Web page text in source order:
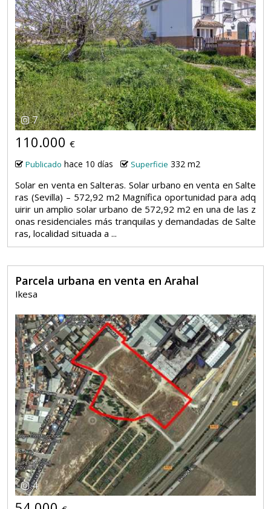
7
110.000 €
Publicado hace 10 días Superficie 332 m2
Solar en venta en Salteras. Solar urbano en venta en Salte
ras (Sevilla) – 572,92 m2 Magnífica oportunidad para adq
uirir un amplio solar urbano de 572,92 m2 en una de las z
onas residenciales más tranquilas y demandadas de Salte
ras, localidad situada a ...
Parcela urbana en venta en Arahal
Ikesa
4